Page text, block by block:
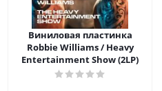
Виниловая пластинка
Robbie Williams / Heavy
Entertainment Show (2LP)